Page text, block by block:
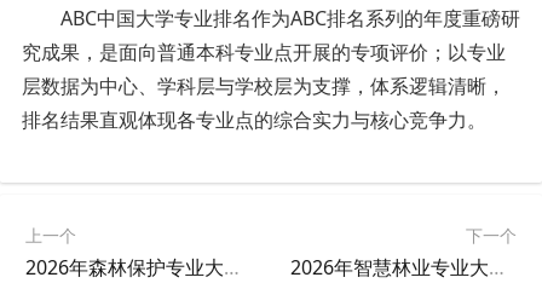
ABC中国大学专业排名作为ABC排名系列的年度重磅研
究成果，是面向普通本科专业点开展的专项评价；以专业
层数据为中心、学科层与学校层为支撑，体系逻辑清晰，
排名结果直观体现各专业点的综合实力与核心竞争力。
上一个
2026年森林保护专业大学排名
下一个
2026年智慧林业专业大学排名